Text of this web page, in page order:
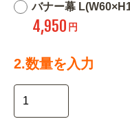
バナー幕
4,950 円
2.数量を入力